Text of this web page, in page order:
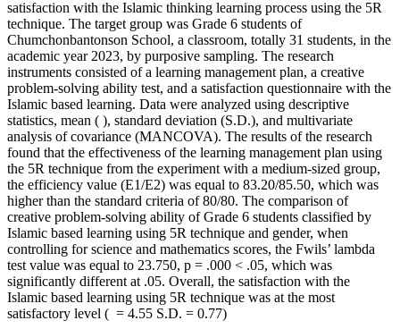
satisfaction with the Islamic thinking learning process using the 5R
technique. The target group was Grade 6 students of
Chumchonbantonson School, a classroom, totally 31 students, in the
academic year 2023, by purposive sampling. The research
instruments consisted of a learning management plan, a creative
problem-solving ability test, and a satisfaction questionnaire with the
Islamic based learning. Data were analyzed using descriptive
statistics, mean ( ), standard deviation (S.D.), and multivariate
analysis of covariance (MANCOVA). The results of the research
found that the effectiveness of the learning management plan using
the 5R technique from the experiment with a medium-sized group,
the efficiency value (E1/E2) was equal to 83.20/85.50, which was
higher than the standard criteria of 80/80. The comparison of
creative problem-solving ability of Grade 6 students classified by
Islamic based learning using 5R technique and gender, when
controlling for science and mathematics scores, the Fwils’ lambda
test value was equal to 23.750, p = .000 < .05, which was
significantly different at .05. Overall, the satisfaction with the
Islamic based learning using 5R technique was at the most
satisfactory level ( = 4.55 S.D. = 0.77)